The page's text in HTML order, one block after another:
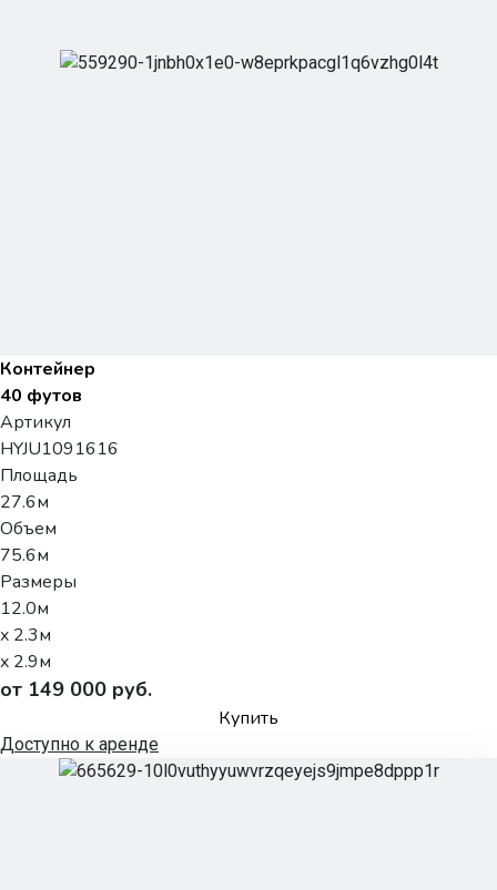
Контейнер
40 футов
Артикул
HYJU1091616
Площадь
27.6м
Объем
75.6м
Размеры
12.0м
x 2.3м
x 2.9м
от 149 000 руб.
Купить
Доступно к аренде